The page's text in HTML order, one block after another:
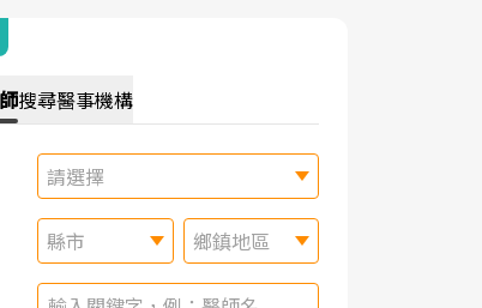
搜尋醫事機構
請選擇
縣市 鄉鎮地區